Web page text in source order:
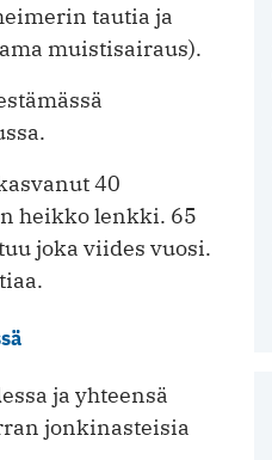
tautia ja
muistisairaus).
40
heikko lenkki. 65
joka viides vuosi.
ja yhteensä
jonkinasteisia